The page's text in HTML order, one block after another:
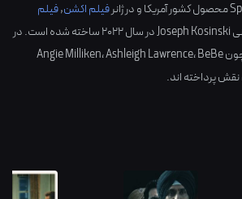
آمریکاو در ژانرفیلم اکشن,فیلم
Joseph Kosinskiدر سال2022ساخته شده است. در
Angie Milliken،Ashleigh Lawrence،BeBe
نقش پرداخته اند.